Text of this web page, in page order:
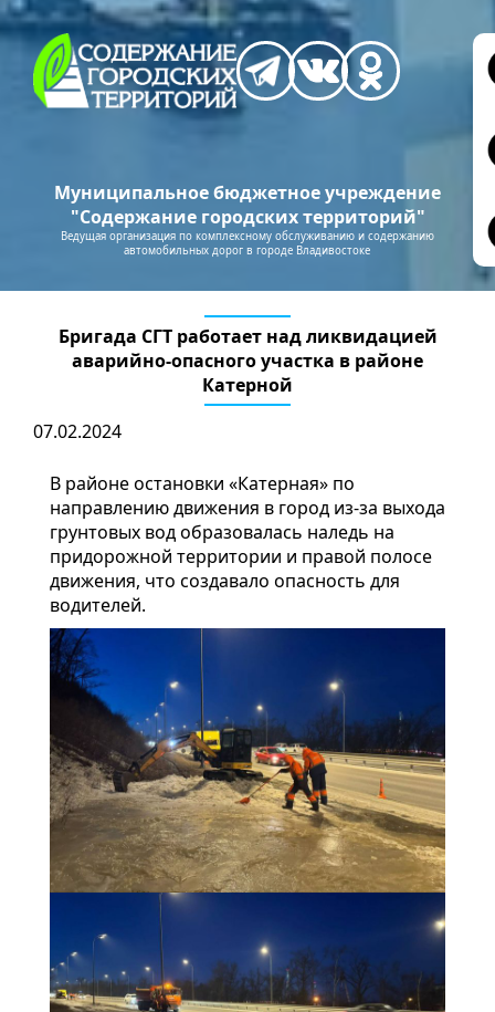
Муниципальное бюджетное учреждение
"Содержание городских территорий"
Ведущая организация по комплексному обслуживанию и содержанию
автомобильных дорог в городе Владивостоке
Бригада СГТ работает над ликвидацией
аварийно-опасного участка в районе
Катерной
07.02.2024
В районе остановки «Катерная» по
направлению движения в город из-за выхода
грунтовых вод образовалась наледь на
придорожной территории и правой полосе
движения, что создавало опасность для
водителей.